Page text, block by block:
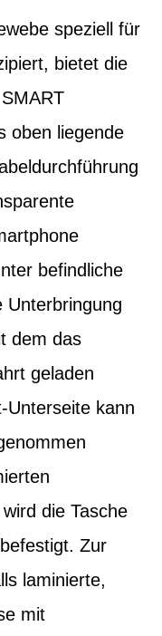
speziell für
bietet die
oben liegende
befindliche
Unterbringung
dem das
geladen
Unterseite kann
die Tasche
Zur
laminierte,
mit